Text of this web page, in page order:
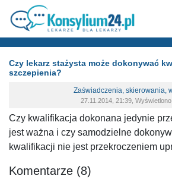
Czy lekarz stażysta może dokonywać
szczepienia?
Zaświadczenia, skierowania,
27.11.2014, 21:39,
Czy kwalifikacja dokonana jedynie
jest ważna i czy samodzielne
kwalifikacji nie jest przekroczeniem
Komentarze (8)